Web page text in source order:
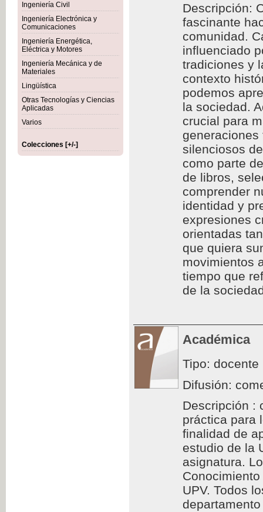
Ingeniería Civil
Ingeniería Electrónica y
Comunicaciones
Ingeniería Energética,
Eléctrica y Motores
Ingeniería Mecánica y de
Materiales
Lingüística
Otras Tecnologías y Ciencias
Aplicadas
Varios
Colecciones [+/-]
Descripción:
fascinante
comunidad.
influenciado
tradiciones y
contexto
podemos
la sociedad.
crucial para
silenciosos
como parte
de libros,
comprender
identidad y
expresiones
orientadas
que quiera
movimientos
tiempo que
de la
Académica
Tipo: docente
Difusión:
Descripción :
práctica para
finalidad de
estudio de la
asignatura.
UPV. Todos